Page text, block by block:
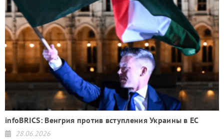
infoBRICS: Венгрия против вступления Украины в ЕС
28.06.2026